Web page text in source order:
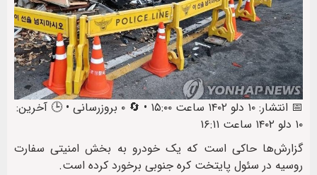
📅 انتشار: ۱۰ دلو ۱۴۰۲ ساعت ۱۵:۰۰ • 🔄 ۰ بروزرسانی • 🕒 آخرین:
۱۰ دلو ۱۴۰۲ ساعت ۱۶:۱۱
گزارش‌ها حاکی است که یک خودرو به بخش امنیتی سفارت
روسیه در سئول پایتخت کره جنوبی برخورد کرده است.